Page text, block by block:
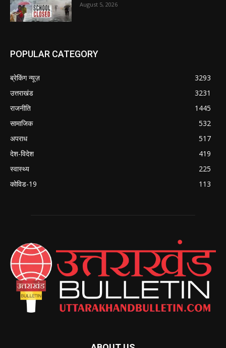
August 5, 2026
POPULAR CATEGORY
ब्रेकिंग न्यूज़
3293
उत्तराखंड
3231
राजनीति
1445
सामाजिक
532
अपराध
517
देश-विदेश
419
स्वास्थ्य
225
कोविड-19
113